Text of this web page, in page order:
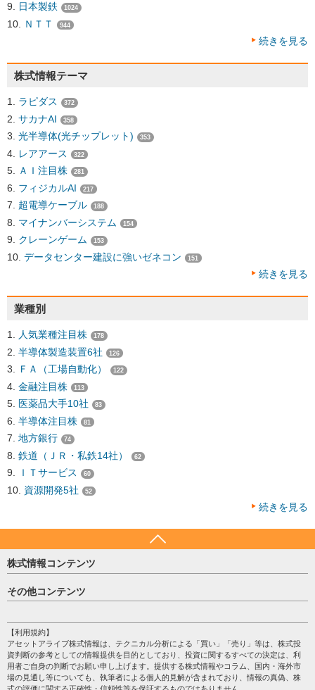
日本製鉄 1024
ＮＴＴ 944
続きを見る
株式情報テーマ
ラピダス 372
サカナAI 358
光半導体(光チップレット) 353
レアアース 322
ＡＩ注目株 281
フィジカルAI 217
超電導ケーブル 188
マイナンバーシステム 154
クレーンゲーム 153
データセンター建設に強いゼネコン 151
続きを見る
業種別
人気業種注目株 178
半導体製造装置6社 126
ＦＡ（工場自動化） 122
金融注目株 113
医薬品大手10社 83
半導体注目株 81
地方銀行 74
鉄道（ＪＲ・私鉄14社） 62
ＩＴサービス 60
資源開発5社 52
続きを見る
株式情報コンテンツ
日経平均
売買シグナル
株テーマ情報
海外市況
投資カレンダー
格付け情報
その他コンテンツ
個人情報保護方針
プライバシーポリシー
会社案内
サイトマップ
【利用規約】
アセットアライブ株式情報は、テクニカル分析による「買い」「売り」等は、株式投
資判断の参考としての情報提供を目的としており、投資に関するすべての決定は、利
用者ご自身の判断でお願い申し上げます。提供する株式情報やコラム、国内・海外市
場の見通し等についても、執筆者による個人的見解が含まれており、情報の真偽、株